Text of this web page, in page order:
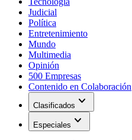
Judicial
Política
Entretenimiento
Mundo
Multimedia
Opinión
500 Empresas
Contenido en Colaboración
Clasificados expand_more
Especiales expand_more